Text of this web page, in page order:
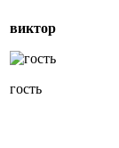
виктор
гость